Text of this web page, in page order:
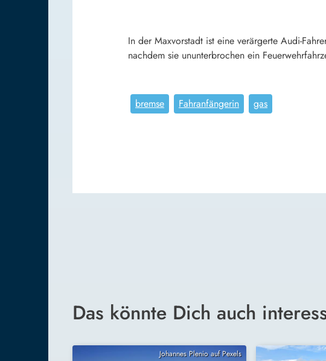
In der Maxvorstadt ist eine verärgerte Audi-
nachdem sie ununterbrochen ein
bremse Fahranfängerin gas
Das könnte Dich auch
Johannes Plenio auf Pexels